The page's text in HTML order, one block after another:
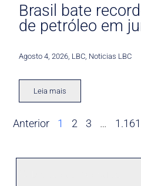
Brasil bate
de petróleo em
Agosto 4, 2026 LBC Noticias LBC
Leia mais
Anterior 1 2 3 … 1.161